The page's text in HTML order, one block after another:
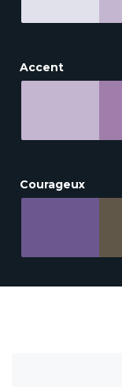
Accent
Courageux